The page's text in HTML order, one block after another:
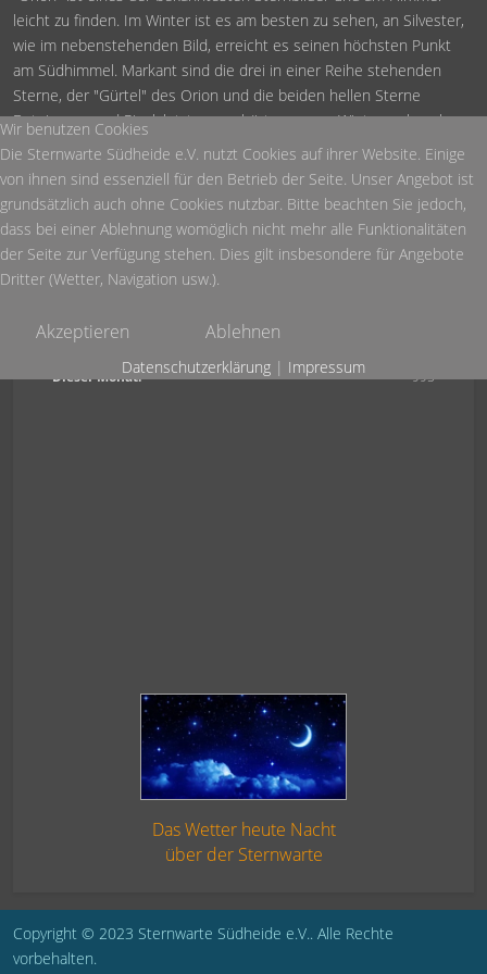
leicht zu finden. Im Winter ist es am besten zu sehen, an Silvester,
wie im nebenstehenden Bild, erreicht es seinen höchsten Punkt
am Südhimmel. Markant sind die drei in einer Reihe stehenden
Sterne, der "Gürtel" des Orion und die beiden hellen Sterne
Beteigeuze und Rigel, letzterer gehört zum sog. Wintersechseck.
Ausrüstung:
Nikon Coolpix mit Stativ, ISO 6400, Blendenzahl F: 1:3,5, 1 Sekunde
Belichtungszeit
Heute:
Dieser Monat:
995
Das Wetter heute Nacht
über der Sternwarte
Copyright © 2023 Sternwarte Südheide e.V.. Alle Rechte
vorbehalten.
Wir benutzen Cookies
Die Sternwarte Südheide e.V. nutzt Cookies auf ihrer Website. Einige
von ihnen sind essenziell für den Betrieb der Seite. Unser Angebot ist
grundsätzlich auch ohne Cookies nutzbar. Bitte beachten Sie jedoch,
dass bei einer Ablehnung womöglich nicht mehr alle Funktionalitäten
der Seite zur Verfügung stehen. Dies gilt insbesondere für Angebote
Dritter (Wetter, Navigation usw.).
Akzeptieren Ablehnen
Datenschutzerklärung | Impressum